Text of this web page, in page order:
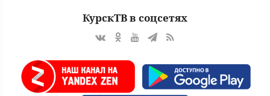
КурскТВ в соцсетях